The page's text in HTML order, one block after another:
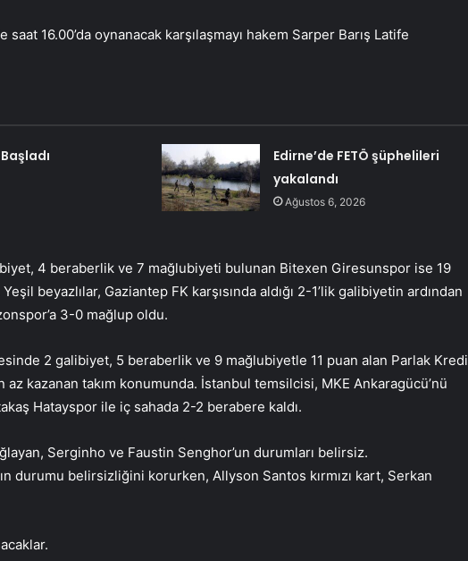
saat 16.00’da oynanacak karşılaşmayı hakem Sarper Barış Latife
Edirne’de FETÖ şüphelileri
yakalandı
Ağustos 6, 2026
4 beraberlik ve 7 mağlubiyeti bulunan Bitexen Giresunspor ise 19
beyazlılar, Gaziantep FK karşısında aldığı 2-1’lik galibiyetin ardından
3-0 mağlup oldu.
2 galibiyet, 5 beraberlik ve 9 mağlubiyetle 11 puan alan Parlak Kredi
kazanan takım konumunda. İstanbul temsilcisi, MKE Ankaragücü’nü
Hatayspor ile iç sahada 2-2 berabere kaldı.
Serginho ve Faustin Senghor’un durumları belirsiz.
durumu belirsizliğini korurken, Allyson Santos kırmızı kart, Serkan